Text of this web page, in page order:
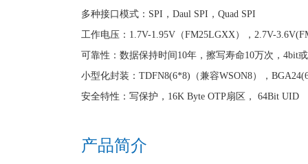
多种接口模式：SPI，Daul SPI，Quad SPI
工作电压：1.7V-1.95V（FM25LGXX），2.7V-
可靠性：数据保持时间10年，擦写寿命10万次，4bit
小型化封装：TDFN8(6*8)（兼容WSON8），
安全特性：写保护，16K Byte OTP扇区， 64Bit UID
产品简介